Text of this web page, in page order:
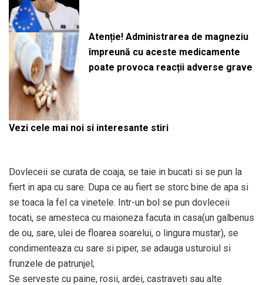
Atenție! Administrarea de magneziu
împreună cu aceste medicamente
poate provoca reacții adverse grave
Vezi cele mai noi si interesante stiri
Dovleceii se curata de coaja, se taie in bucati si se pun la
fiert in apa cu sare. Dupa ce au fiert se storc bine de apa si
se toaca la fel ca vinetele. Intr-un bol se pun dovleceii
tocati, se amesteca cu maioneza facuta in casa(un galbenus
de ou, sare, ulei de floarea soarelui, o lingura mustar), se
condimenteaza cu sare si piper, se adauga usturoiul si
frunzele de patrunjel;
Se serveste cu paine, rosii, ardei, castraveti sau alte